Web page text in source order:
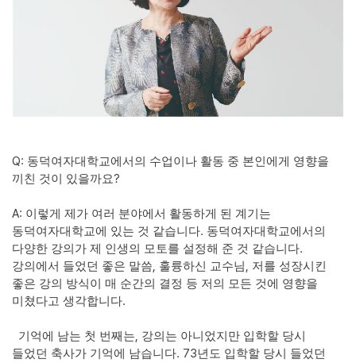
Q: 동덕여자대학교에서의 수업이나 활동 중 본인에게 영향을
끼친 것이 있을까요?
A: 이렇게 제가 여러 분야에서 활동하게 된 계기는
동덕여자대학교에 있는 것 같습니다. 동덕여자대학교에서의
다양한 강의가 제 인생의 모토를 설정해 준 것 같습니다.
강의에서 들었던 좋은 말씀, 훌륭하신 교수님, 저를 성장시킨
좋은 강의 방식이 매 순간의 결정 등 저의 모든 것에 영향을
미쳤다고 생각합니다.
기억에 남는 첫 번째는, 강의는 아니었지만 입학할 당시
들었던 축사가 기억에 남습니다. 73년도 입학할 당시 들었던